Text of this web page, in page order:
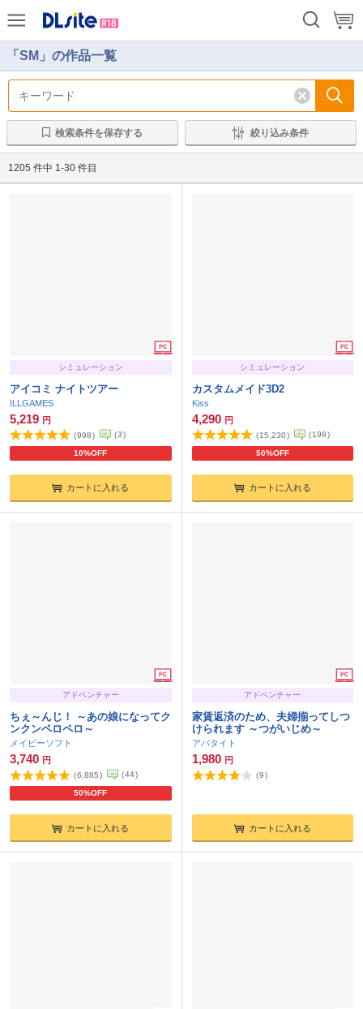
「SM」の作品一覧
検索条件を保存する 絞り込み条件
1205 件中 1-30 件目
シミュレーション
アイコミ ナイトツアー
ILLGAMES
5,219 円
10%OFF
(998) (3)
カートに入れる
シミュレーション
カスタムメイド3D2
Kiss
4,290 円
50%OFF
( 15,230) ( 198)
カートに入れる
アドベンチャー
ちぇ～んじ！ ～あの娘になってク
ンクンペロペロ～
メイビーソフト
3,740 円
50%OFF
(6,885) (44)
カートに入れる
アドベンチャー
家賃返済のため、夫婦揃ってしつ
けられます ～つがいじめ～
アパタイト
1,980 円
(9)
カートに入れる
次